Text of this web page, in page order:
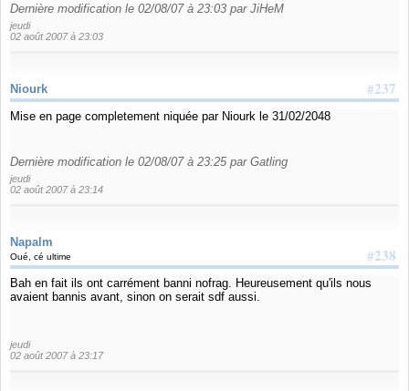
Dernière modification le 02/08/07 à 23:03 par JiHeM
jeudi
02 août 2007 à 23:03
#237
Niourk
Mise en page completement niquée par Niourk le 31/02/2048
Dernière modification le 02/08/07 à 23:25 par Gatling
jeudi
02 août 2007 à 23:14
Napalm
#238
Oué, cé ultime
Bah en fait ils ont carrément banni nofrag. Heureusement qu'ils nous
avaient bannis avant, sinon on serait sdf aussi.
jeudi
02 août 2007 à 23:17